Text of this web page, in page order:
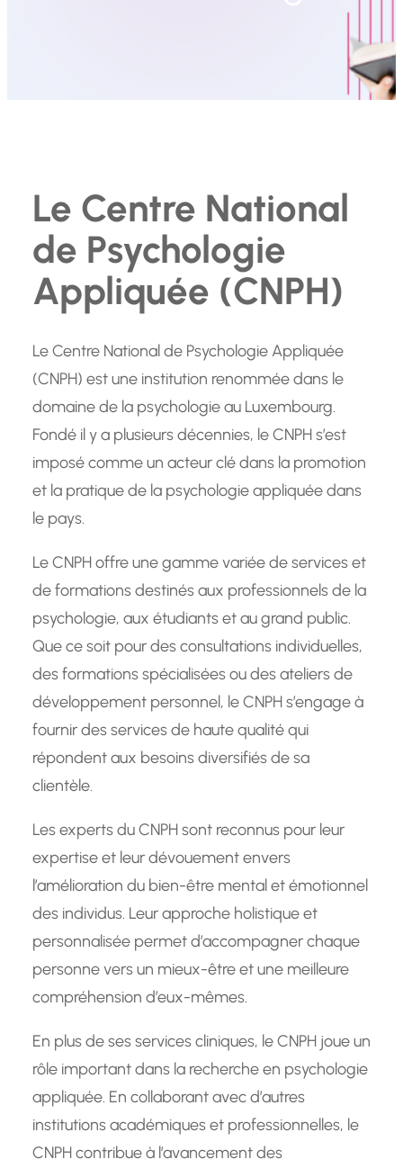
Le Centre National
de Psychologie
Appliquée (CNPH)
Le Centre National de Psychologie Appliquée
(CNPH) est une institution renommée dans le
domaine de la psychologie au Luxembourg.
Fondé il y a plusieurs décennies, le CNPH s’est
imposé comme un acteur clé dans la promotion
et la pratique de la psychologie appliquée dans
le pays.
Le CNPH offre une gamme variée de services et
de formations destinés aux professionnels de la
psychologie, aux étudiants et au grand public.
Que ce soit pour des consultations individuelles,
des formations spécialisées ou des ateliers de
développement personnel, le CNPH s’engage à
fournir des services de haute qualité qui
répondent aux besoins diversifiés de sa
clientèle.
Les experts du CNPH sont reconnus pour leur
expertise et leur dévouement envers
l’amélioration du bien-être mental et émotionnel
des individus. Leur approche holistique et
personnalisée permet d’accompagner chaque
personne vers un mieux-être et une meilleure
compréhension d’eux-mêmes.
En plus de ses services cliniques, le CNPH joue un
rôle important dans la recherche en psychologie
appliquée. En collaborant avec d’autres
institutions académiques et professionnelles, le
CNPH contribue à l’avancement des